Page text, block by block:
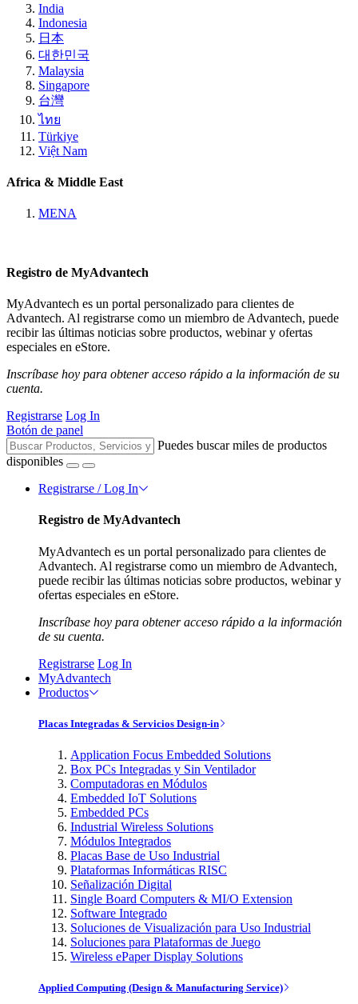
India
Indonesia
日本
대한민국
Malaysia
Singapore
台灣
ไทย
Türkiye
Việt Nam
Africa & Middle East
MENA
Registro de MyAdvantech
MyAdvantech es un portal personalizado para clientes de
Advantech. Al registrarse como un miembro de Advantech, puede
recibir las últimas noticias sobre productos, webinar y ofertas
especiales en eStore.
Inscríbase hoy para obtener acceso rápido a la información de su
cuenta.
Registrarse Log In
Botón de panel
Puedes buscar miles de productos
disponibles
Registrarse / Log In
Registro de MyAdvantech
MyAdvantech es un portal personalizado para clientes de
Advantech. Al registrarse como un miembro de Advantech,
puede recibir las últimas noticias sobre productos, webinar y
ofertas especiales en eStore.
Inscríbase hoy para obtener acceso rápido a la información
de su cuenta.
Registrarse Log In
MyAdvantech
Productos
Placas Integradas & Servicios Design-in
Application Focus Embedded Solutions
Box PCs Integradas y Sin Ventilador
Computadoras en Módulos
Embedded IoT Solutions
Embedded PCs
Industrial Wireless Solutions
Módulos Integrados
Placas Base de Uso Industrial
Plataformas Informáticas RISC
Señalización Digital
Single Board Computers & MI/O Extension
Software Integrado
Soluciones de Visualización para Uso Industrial
Soluciones para Plataformas de Juego
Wireless ePaper Display Solutions
Applied Computing (Design & Manufacturing Service)